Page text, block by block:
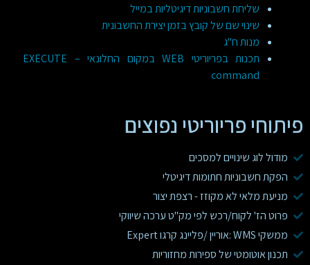
שליחת חשבוניות דיגיטליות במייל
שינוי שם של קובץ בזמן יצירת החשבונית
מנות ח"ג
תכנות בפריוריטי WEB במקום החלונאי – EXECUTE
command
פיתוחי פריוריטי נפוצים
מודול לוג שינויים למסכים
הפקת חשבוניות חתומות דיגיטלי
מניעת מלאי לא מקוזז - רצפת יצור
פרוט הז' לקוח/רכש לפי מק"ט ערכה שיווקי
ממשקי WMS :אוריין /פליינג קרגו Expert
תכנון אוטומטי של ספירות מחזוריות